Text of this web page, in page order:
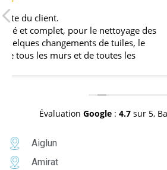
Excellent travail de rénovation
notre résidence au Domaine de
résultat est réussi.
Évaluation Google : 4.7 sur 5,
Aiglun
Amirat